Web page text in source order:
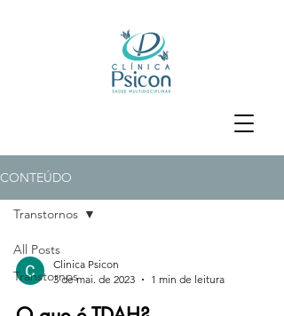
CONTEÚDO
All Posts
Transtornos
Transtornos
Clinica Psicon
3 de mai. de 2023
1 min de leitura